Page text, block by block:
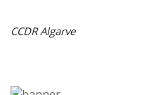
CCDR Algarve